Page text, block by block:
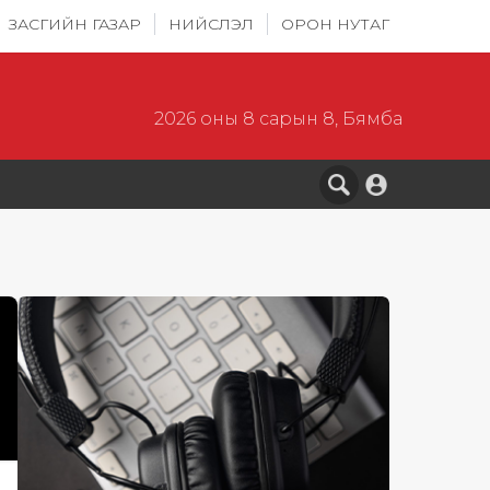
ЗАСГИЙН ГАЗАР НИЙСЛЭЛ ОРОН НУТАГ
2026 оны 8 сарын 8, Бямба